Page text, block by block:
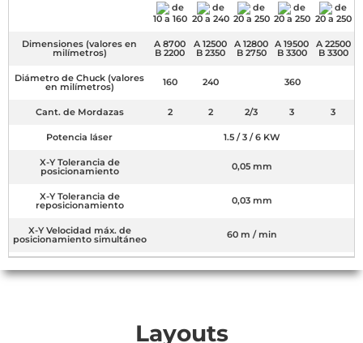
de
10 a 160
de
20 a 240
de
20 a 250
de
20 a 250
de
20 a 250
Dimensiones (valores en
milímetros)
A 8700
B 2200
A 12500
B 2350
A 12800
B 2750
A 19500
B 3300
A 22500
B 3300
Diámetro de Chuck (valores
en milímetros) 160 240 360
Cant. de Mordazas 2 2 2/3 3 3
Potencia láser 1.5 / 3 / 6 KW
X-Y Tolerancia de
posicionamiento 0,05 mm
X-Y Tolerancia de
reposicionamiento 0,03 mm
X-Y Velocidad máx. de
posicionamiento simultáneo 60 m / min
Layouts